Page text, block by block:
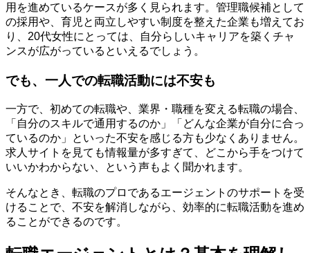
用を進めているケースが多く見られます。管理職候補として
の採用や、育児と両立しやすい制度を整えた企業も増えてお
り、20代女性にとっては、自分らしいキャリアを築くチャ
ンスが広がっているといえるでしょう。
でも、一人での転職活動には不安も
一方で、初めての転職や、業界・職種を変える転職の場合、
「自分のスキルで通用するのか」「どんな企業が自分に合っ
ているのか」といった不安を感じる方も少なくありません。
求人サイトを見ても情報量が多すぎて、どこから手をつけて
いいかわからない、という声もよく聞かれます。
そんなとき、転職のプロであるエージェントのサポートを受
けることで、不安を解消しながら、効率的に転職活動を進め
ることができるのです。